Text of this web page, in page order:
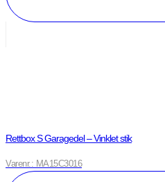
Rettbox S Garagedel – Vinklet stik
Varenr.: MA15C3016